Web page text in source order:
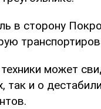
в сторону
может
и о